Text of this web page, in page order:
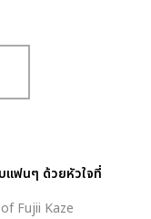
แฟนๆ ด้วยหัวใจที่
Fujii Kaze